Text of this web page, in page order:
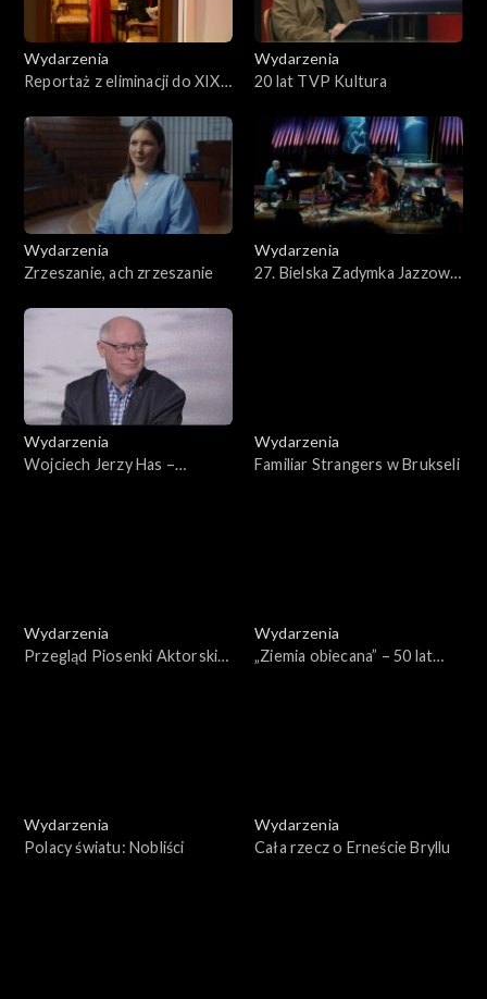
Wydarzenia
Reportaż z eliminacji do XIX
Konkursu Pianistycznego im.
Fryderyka Chopina
Wydarzenia
20 lat TVP Kultura
Wydarzenia
Zrzeszanie, ach zrzeszanie
Wydarzenia
27. Bielska Zadymka Jazzowa
Wydarzenia
Wojciech Jerzy Has –
Wydarzenia
Familiar Strangers w Brukseli
Wydarzenia
Przegląd Piosenki Aktorskiej
Wydarzenia
„Ziemia obiecana” – 50 lat
Wydarzenia
Polacy światu: Nobliści
Wydarzenia
Cała rzecz o Erneście Bryllu